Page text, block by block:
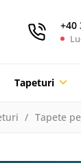
+40
Tapeturi
Tapete